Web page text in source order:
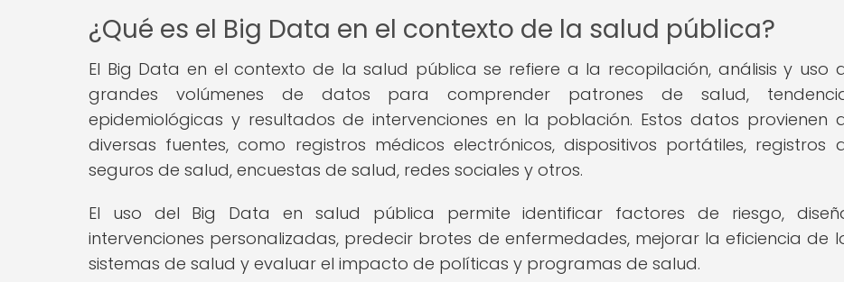
¿Qué es el Big Data en el contexto de la salud pública?
El Big Data en el contexto de la salud pública se refiere a la recopilación, análisis y uso
grandes volúmenes de datos para comprender patrones de salud,
epidemiológicas y resultados de intervenciones en la población. Estos datos provienen
diversas fuentes, como registros médicos electrónicos, dispositivos portátiles, registros
seguros de salud, encuestas de salud, redes sociales y otros.
El uso del Big Data en salud pública permite identificar factores de riesgo,
intervenciones personalizadas, predecir brotes de enfermedades, mejorar la eficiencia de
sistemas de salud y evaluar el impacto de políticas y programas de salud.